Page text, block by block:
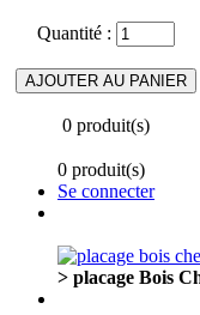
Quantité :
0 produit(s)
0 produit(s)
Se connecter
> placage Bois